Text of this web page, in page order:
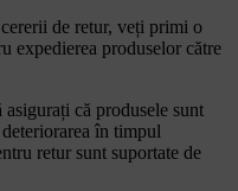
de retur, veți primi o
expedierea produselor către
că produsele sunt
în timpul
retur sunt suportate de